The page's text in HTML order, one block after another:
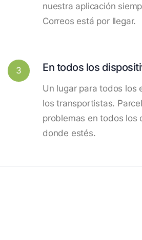
nuestra aplicación
Correos está por llegar.
3 En todos los
Un lugar para todos los
los transportistas.
problemas en todos los
donde estés.